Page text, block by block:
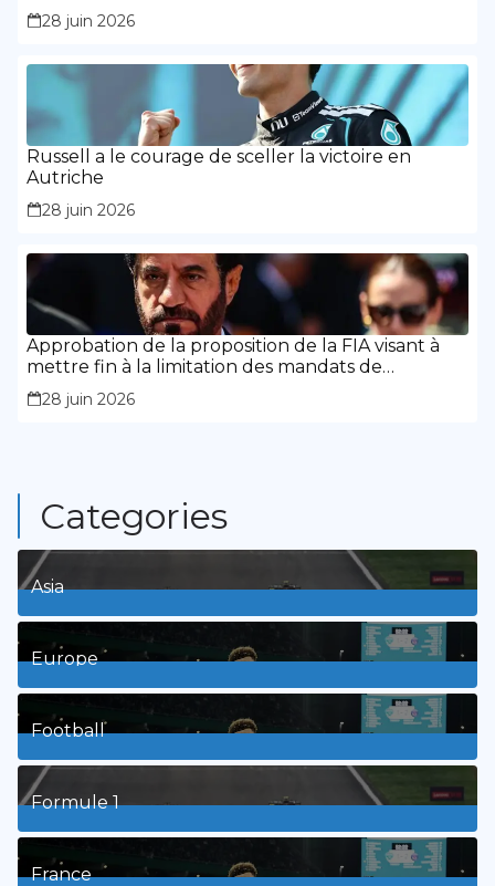
28 juin 2026
Russell a le courage de sceller la victoire en
Autriche
28 juin 2026
Approbation de la proposition de la FIA visant à
mettre fin à la limitation des mandats de
présidence
28 juin 2026
Categories
Asia
1Posts
Europe
3Posts
Football
8Posts
Formule 1
3Posts
France